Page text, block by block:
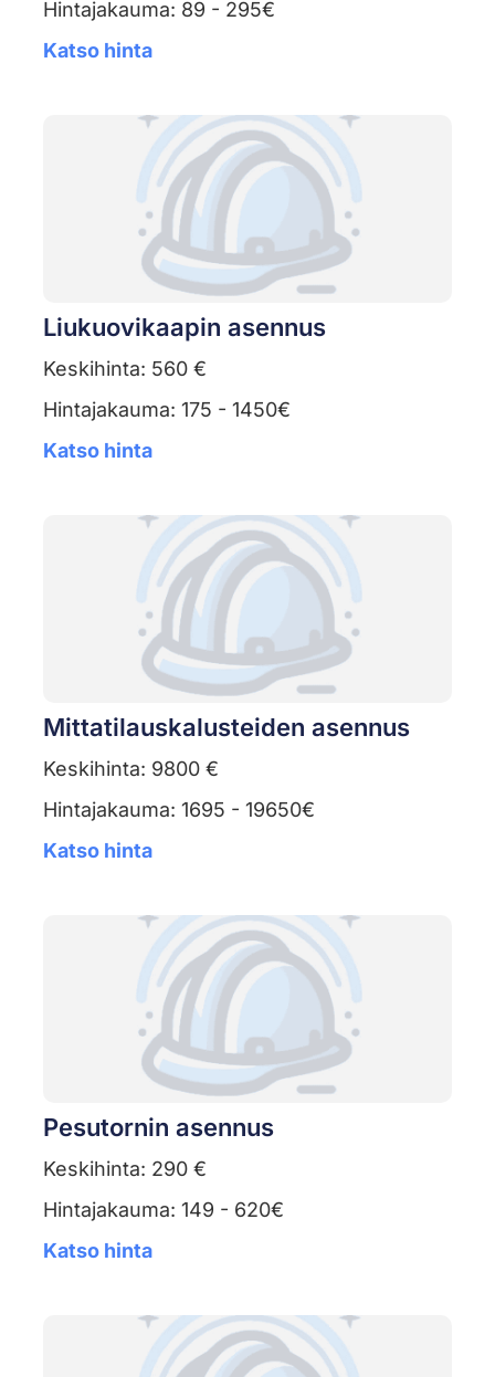
Hintajakauma: 89 - 295€
Katso hinta
Liukuovikaapin asennus
Keskihinta: 560 €
Hintajakauma: 175 - 1450€
Katso hinta
Mittatilauskalusteiden asennus
Keskihinta: 9800 €
Hintajakauma: 1695 - 19650€
Katso hinta
Pesutornin asennus
Keskihinta: 290 €
Hintajakauma: 149 - 620€
Katso hinta